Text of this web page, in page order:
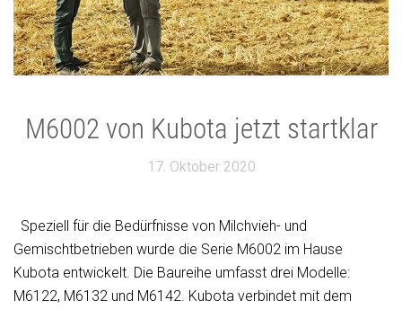
M6002 von Kubota jetzt startklar
17. Oktober 2020
Speziell für die Bedürfnisse von Milchvieh- und
Gemischtbetrieben wurde die Serie M6002 im Hause
Kubota entwickelt. Die Baureihe umfasst drei Modelle:
M6122, M6132 und M6142. Kubota verbindet mit dem